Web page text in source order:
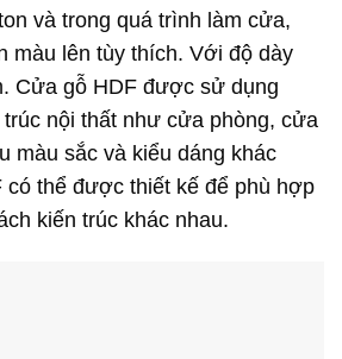
và trong quá trình làm cửa,
màu lên tùy thích. Với độ dày
Cửa gỗ HDF được sử dụng
trúc nội thất như cửa phòng, cửa
màu sắc và kiểu dáng khác
có thể được thiết kế để phù hợp
kiến trúc khác nhau.